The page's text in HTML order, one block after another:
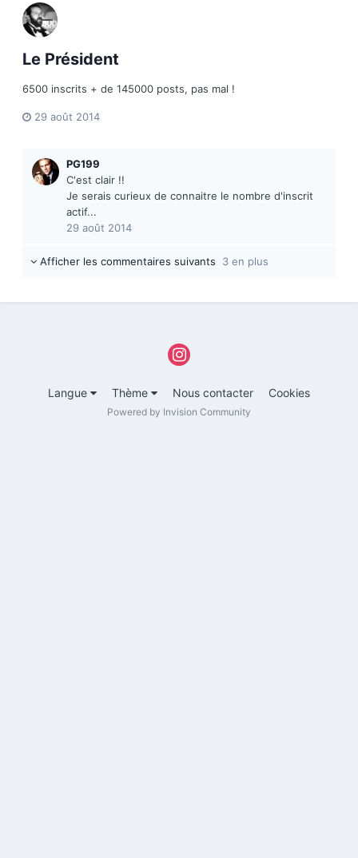
Le Président
6500 inscrits + de 145000 posts, pas mal !
29 août 2014
PG199
C'est clair !!
Je serais curieux de connaitre le nombre d'inscrit
actif...
29 août 2014
Afficher les commentaires suivants 3 en plus
Langue Thème Nous contacter Cookies
Powered by Invision Community